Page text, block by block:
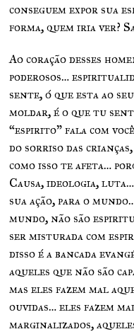
conseguem expor sua
forma, quem iria ver?
Ao coração desses
poderosos…
sente, ó que esta ao
moldar, é o que tu
“espirito” fala com
do sorriso das
como isso te afeta…
Causa, ideologia,
sua ação, para o
mundo, não são
ser misturada com
disso é a bancada
aqueles que não são
mas eles fazem mal
ouvidas… eles fazem
marginalizados,